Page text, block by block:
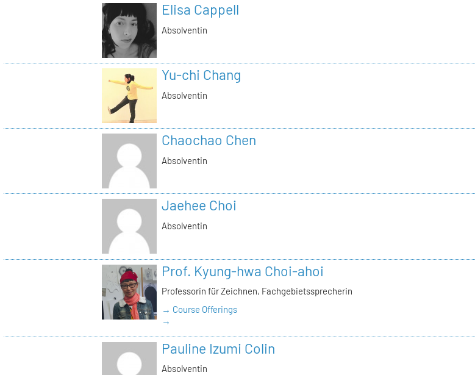
Elisa Cappell
Absolventin
Yu-chi Chang
Absolventin
Chaochao Chen
Absolventin
Jaehee Choi
Absolventin
Prof. Kyung-hwa Choi-ahoi
Professorin für Zeichnen, Fachgebietssprecherin
→ Course Offerings
→
Pauline Izumi Colin
Absolventin